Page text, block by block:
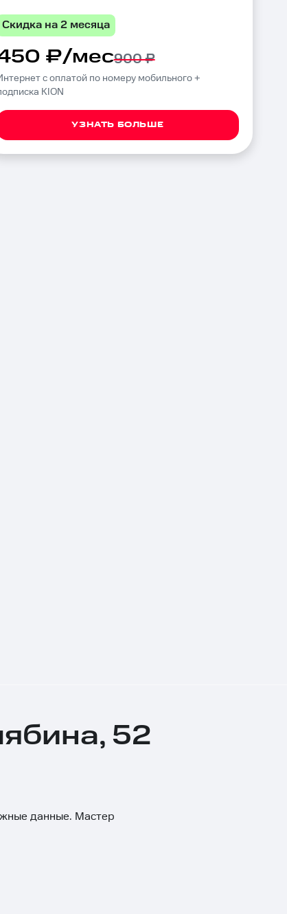
Скидка на 2 месяца
₽/мес900 ₽
с оплатой по номеру мобильного +
KION
УЗНАТЬ БОЛЬШЕ
52
данные. Мастер